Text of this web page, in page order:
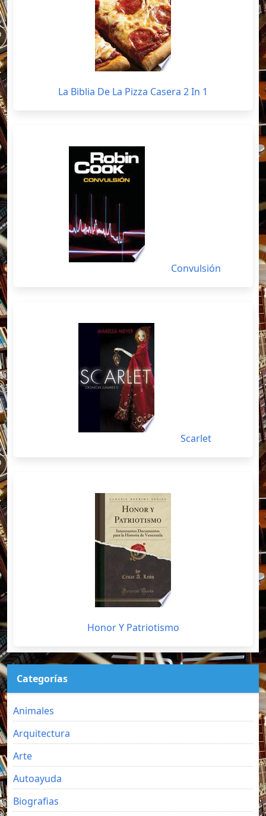
La Biblia De La Pizza Casera 2 In 1
Convulsión
Scarlet
Honor Y Patriotismo
Categorías
Animales
Arquitectura
Arte
Autoayuda
Biografias